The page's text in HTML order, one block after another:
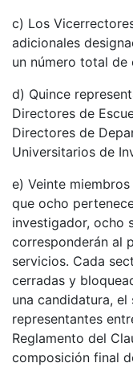
c) Los
adicionales
un número total de
d) Quince
Directores de
Directores de
Universitarios de
e) Veinte
que ocho
investigador, ocho
corresponderán al
servicios. Cada
cerradas y
una candidatura,
representantes
Reglamento del
composición final